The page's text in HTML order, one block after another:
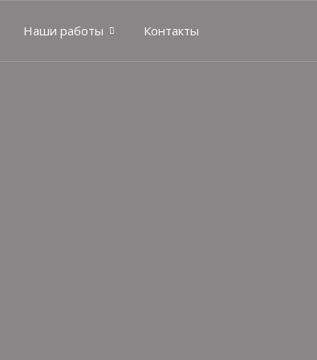
Наши работы Контакты